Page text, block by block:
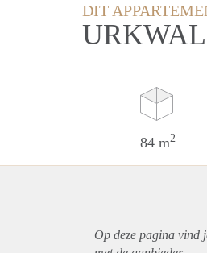
DIT
84 m2
Op deze pagina vind